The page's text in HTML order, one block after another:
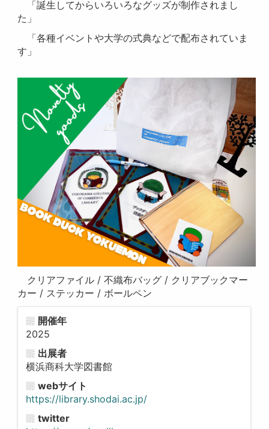
「誕生してからいろいろなグッズが制作されまし
た」
「各種イベントや大学の式典などで配布されていま
す」
クリアファイル / 不織布バッグ / クリアブックマー
カー / ステッカー / ボールペン
開催年
2025
出展者
横浜商科大学図書館
webサイト
https://library.shodai.ac.jp/
twitter